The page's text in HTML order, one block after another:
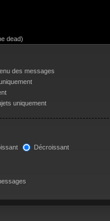
des messages
uniquement
Décroissant